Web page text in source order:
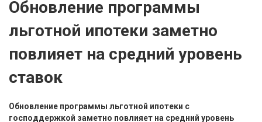
Обновление программы
льготной ипотеки заметно
повлияет на средний уровень
ставок
Обновление программы льготной ипотеки с
господдержкой заметно повлияет на средний уровень